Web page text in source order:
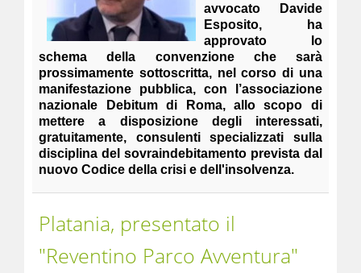
avvocato Davide
Esposito, ha
approvato lo
schema della convenzione che sarà
prossimamente sottoscritta, nel corso di una
manifestazione pubblica, con l’associazione
nazionale Debitum di Roma, allo scopo di
mettere a disposizione degli interessati,
gratuitamente, consulenti specializzati sulla
disciplina del sovraindebitamento prevista dal
nuovo Codice della crisi e dell'insolvenza.
Platania, presentato il
"Reventino Parco Avventura"